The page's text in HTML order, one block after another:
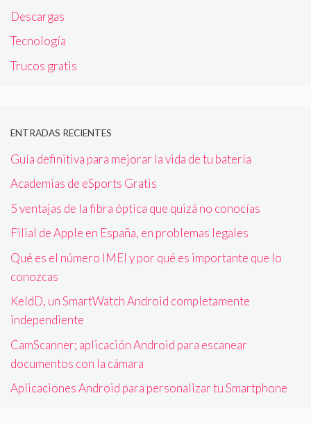
Descargas
Tecnología
Trucos gratis
ENTRADAS RECIENTES
Guía definitiva para mejorar la vida de tu batería
Academias de eSports Gratis
5 ventajas de la fibra óptica que quizá no conocías
Filial de Apple en España, en problemas legales
Qué es el número IMEI y por qué es importante que lo
conozcas
KeldD, un SmartWatch Android completamente
independiente
CamScanner; aplicación Android para escanear
documentos con la cámara
Aplicaciones Android para personalizar tu Smartphone